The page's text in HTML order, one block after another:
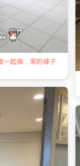
一起換，家的樣子